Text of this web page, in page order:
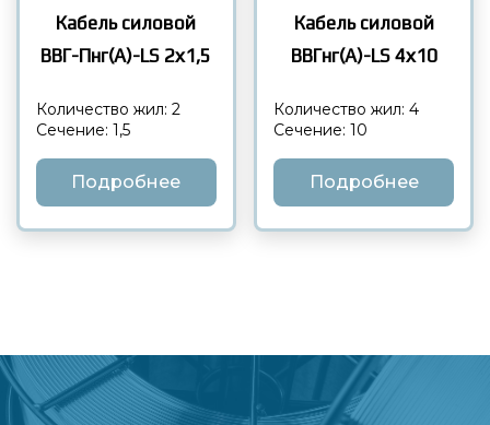
Кабель силовой
ВВГ-Пнг(А)-LS 2х1,5
Количество жил: 2
Сечение: 1,5
Подробнее
Кабель силовой
ВВГнг(А)-LS 4х10
Количество жил: 4
Сечение: 10
Подробнее